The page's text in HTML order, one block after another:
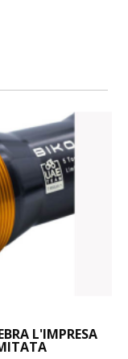
L'IMPRESA